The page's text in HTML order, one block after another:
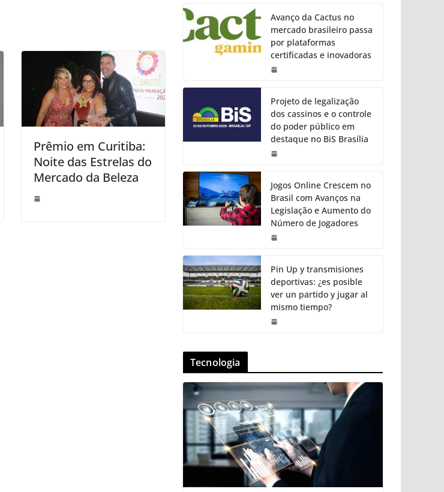
Prêmio em Curitiba:
Noite das Estrelas do
Mercado da Beleza
Avanço da Cactus no
mercado brasileiro passa
por plataformas
certificadas e inovadoras
Projeto de legalização
dos cassinos e o controle
do poder público em
destaque no BiS Brasília
Jogos Online Crescem no
Brasil com Avanços na
Legislação e Aumento do
Número de Jogadores
Pin Up y transmisiones
deportivas: ¿es posible
ver un partido y jugar al
mismo tiempo?
Tecnologia